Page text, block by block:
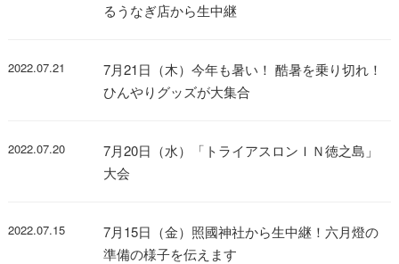
るうなぎ店から生中継
2022.07.21
7月21日（木）今年も暑い！ 酷暑を乗り切れ！
ひんやりグッズが大集合
2022.07.20
7月20日（水）「トライアスロンＩＮ徳之島」
大会
2022.07.15
7月15日（金）照國神社から生中継！六月燈の
準備の様子を伝えます